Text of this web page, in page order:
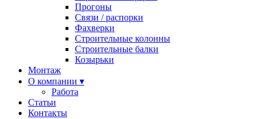
Прогоны
Cвязи / распорки
Фахверки
Строительные колонны
Строительные балки
Козырьки
Монтаж
О компании ▾
Работа
Статьи
Контакты